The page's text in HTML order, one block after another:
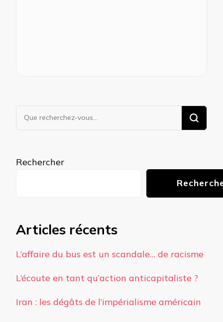
Vous
recherchiez
Rechercher
Articles récents
L’affaire du bus est un scandale… de racisme
L’écoute en tant qu’action anticapitaliste ?
Iran : les dégâts de l’impérialisme américain